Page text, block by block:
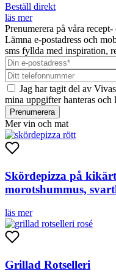
Beställ direkt
läs mer
Prenumerera på våra
Lämna e-postadress och
sms fyllda med inspiration,
Jag har tagit del av Vivas
mina uppgifter hanteras och
Prenumerera
Mer vin och mat
Skördepizza på
morotshummus,
läs mer
Grillad Rotselleri